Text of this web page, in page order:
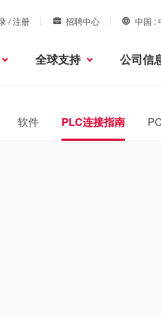
/ 注册 招聘中心 中国
全球支持 公司信
软件 PLC连接指南